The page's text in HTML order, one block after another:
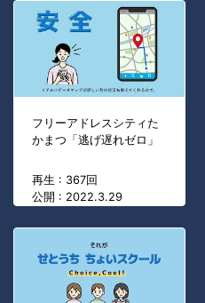
フリーアドレスシティた
かまつ「逃げ遅れゼロ」
再生 : 367回
公開 : 2022.3.29